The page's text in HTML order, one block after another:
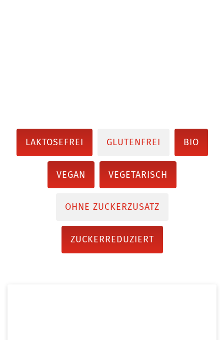
LAKTOSEFREI GLUTENFREI BIO
VEGAN VEGETARISCH
OHNE ZUCKERZUSATZ
ZUCKERREDUZIERT